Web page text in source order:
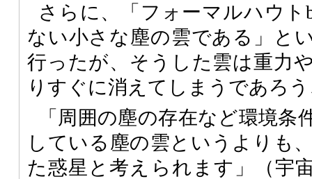
さらに、「フォーマルハウ
ない小さな塵の雲である」と
行ったが、そうした雲は重力
りすぐに消えてしまうであろ
「周囲の塵の存在など環境条
している塵の雲というよりも
た惑星と考えられます」（宇